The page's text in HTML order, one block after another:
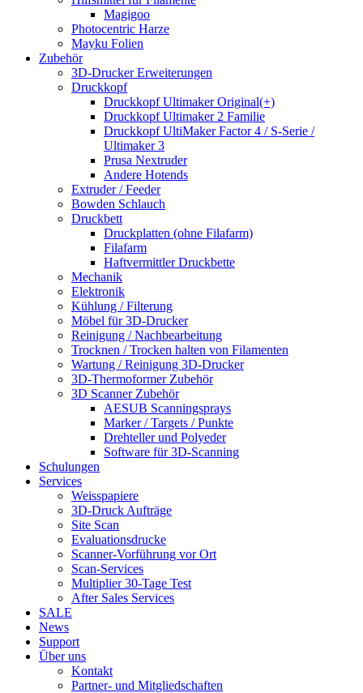
Magigoo
Photocentric Harze
Mayku Folien
Zubehör
3D-Drucker Erweiterungen
Druckkopf
Druckkopf Ultimaker Original(+)
Druckkopf Ultimaker 2 Familie
Druckkopf UltiMaker Factor 4 / S-Serie /
Ultimaker 3
Prusa Nextruder
Andere Hotends
Extruder / Feeder
Bowden Schlauch
Druckbett
Druckplatten (ohne Filafarm)
Filafarm
Haftvermittler Druckbette
Mechanik
Elektronik
Kühlung / Filterung
Möbel für 3D-Drucker
Reinigung / Nachbearbeitung
Trocknen / Trocken halten von Filamenten
Wartung / Reinigung 3D-Drucker
3D-Thermoformer Zubehör
3D Scanner Zubehör
AESUB Scanningsprays
Marker / Targets / Punkte
Drehteller und Polyeder
Software für 3D-Scanning
Schulungen
Services
Weisspapiere
3D-Druck Aufträge
Site Scan
Evaluationsdrucke
Scanner-Vorführung vor Ort
Scan-Services
Multiplier 30-Tage Test
After Sales Services
SALE
News
Support
Über uns
Kontakt
Partner- und Mitgliedschaften